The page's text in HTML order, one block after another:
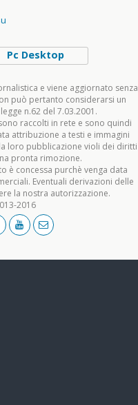
Pc Desktop
e viene aggiornato senza
può pertanto considerarsi un
n.62 del 7.03.2001.
raccolti in rete e sono quindi
attribuzione a testi e immagini
loro pubblicazione violi dei diritti
pronta rimozione.
è concessa purchè venga data
Eventuali derivazioni delle
la nostra autorizzazione.
2016